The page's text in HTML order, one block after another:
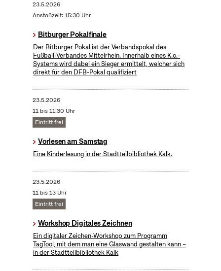
23.5.2026
Anstoßzeit: 15:30 Uhr
Bitburger Pokalfinale
Der Bitburger Pokal ist der Verbandspokal des
Fußball-Verbandes Mittelrhein. Innerhalb eines K.o.-
Systems wird dabei ein Sieger ermittelt, welcher sich
direkt für den DFB-Pokal qualifiziert
23.5.2026
11 bis 11:30 Uhr
Eintritt frei
Vorlesen am Samstag
Eine Kinderlesung in der Stadtteilbibliothek Kalk.
23.5.2026
11 bis 13 Uhr
Eintritt frei
Workshop Digitales Zeichnen
Ein digitaler Zeichen-Workshop zum Programm
TagTool, mit dem man eine Glaswand gestalten kann –
in der Stadtteilbibliothek Kalk